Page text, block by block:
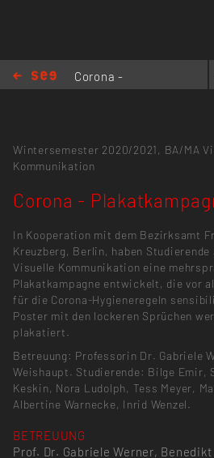
Corona -
Wintersemester 2020/2021, BA/MA
Kommunikation
Corona -
In Kooperation mit dem Bezirksamt
Kreuzberg, Berlin, haben Studierende
Visuelle Kommunikation eine
Plakatkampagne entwickelt, die vor
für die Corona-Hygieneregeln
Poster mit den lockeren Sprüchen
plakatiert.
Betreuung: Professorin Dr. Gabriele
Weishaupt. Studierende: Bilge Emir,
Keskin, Nora Ludolph, Tess Meyer,
Albertine Warnecke, Inrid Wenzel.
BETREUUNG
Prof. Dr. Gabriele Werner,